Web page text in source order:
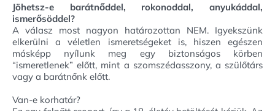
Jöhetsz-e barátnőddel, rokonoddal, anyukáddal,
ismerősöddel?
A válasz most nagyon határozottan NEM. Igyekszünk
elkerülni a véletlen ismeretségeket is, hiszen egészen
másképp nyílunk meg egy biztonságos körben
“ismeretlenek” előtt, mint a szomszédasszony, a szülőtárs
vagy a barátnőnk előtt.
Van-e korhatár?